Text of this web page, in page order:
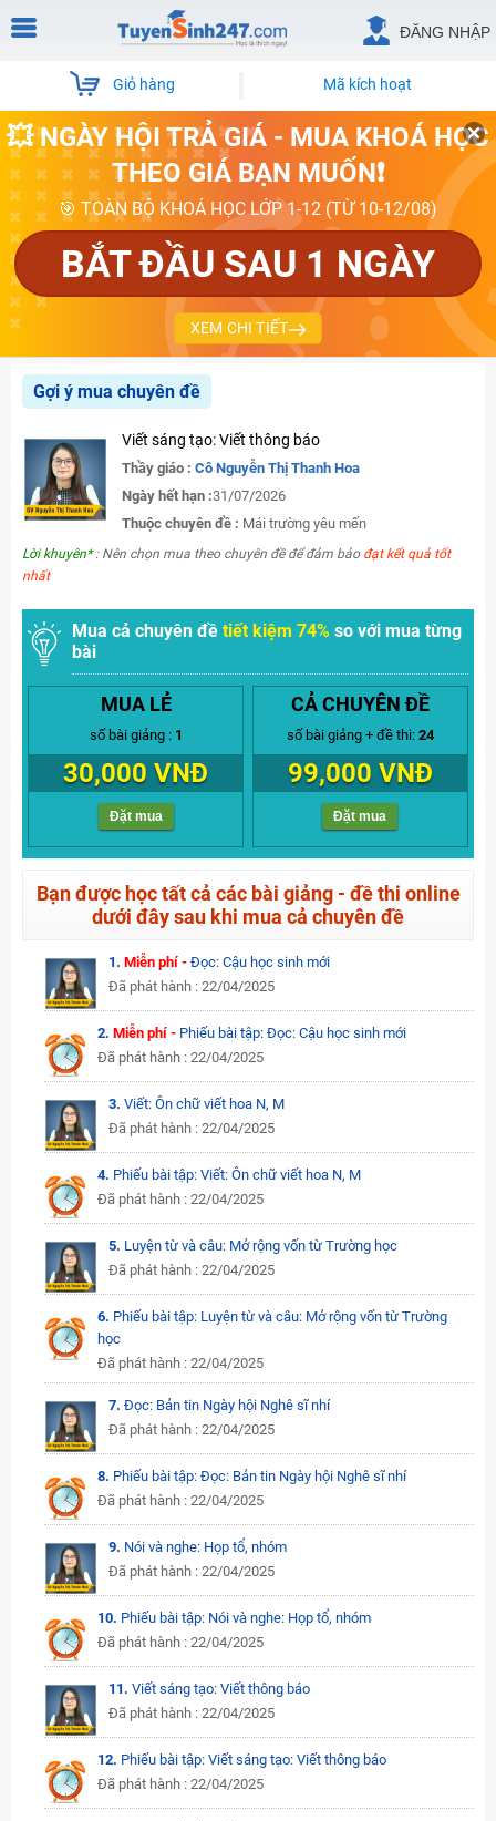
ĐĂNG NHẬP
Giỏ hàng Mã kích hoạt
💥 NGÀY HỘI TRẢ GIÁ - MUA KHOÁ HỌC
THEO GIÁ BẠN MUỐN❗
🎯 TOÀN BỘ KHOÁ HỌC LỚP 1-12 (TỪ 10-12/08)
BẮT ĐẦU SAU 1 NGÀY
XEM CHI TIẾT
Gợi ý mua chuyên đề
Viết sáng tạo: Viết thông báo
Thầy giáo : Cô Nguyễn Thị Thanh Hoa
Ngày hết hạn :31/07/2026
Thuộc chuyên đề : Mái trường yêu mến
Lời khuyên*: Nên chọn mua theo chuyên đề để đảm bảo đạt kết quả tốt
nhất
Mua cả chuyên đề tiết kiệm 74% so với mua từng
bài
MUA LẺ
số bài giảng : 1
30,000 VNĐ
Đặt mua
CẢ CHUYÊN ĐỀ
số bài giảng + đề thi: 24
99,000 VNĐ
Đặt mua
Bạn được học tất cả các bài giảng - đề thi online
dưới đây sau khi mua cả chuyên đề
1. Miễn phí - Đọc: Cậu học sinh mới
Đã phát hành : 22/04/2025
2.Miễn phí - Phiếu bài tập: Đọc: Cậu học sinh mới
Đã phát hành : 22/04/2025
3. Viết: Ôn chữ viết hoa N, M
Đã phát hành : 22/04/2025
4. Phiếu bài tập: Viết: Ôn chữ viết hoa N, M
Đã phát hành : 22/04/2025
5. Luyện từ và câu: Mở rộng vốn từ Trường học
Đã phát hành : 22/04/2025
6. Phiếu bài tập: Luyện từ và câu: Mở rộng vốn từ Trường
học
Đã phát hành : 22/04/2025
7. Đọc: Bản tin Ngày hội Nghê sĩ nhí
Đã phát hành : 22/04/2025
8. Phiếu bài tập: Đọc: Bản tin Ngày hội Nghê sĩ nhí
Đã phát hành : 22/04/2025
9. Nói và nghe: Họp tổ, nhóm
Đã phát hành : 22/04/2025
10. Phiếu bài tập: Nói và nghe: Họp tổ, nhóm
Đã phát hành : 22/04/2025
11. Viết sáng tạo: Viết thông báo
Đã phát hành : 22/04/2025
12. Phiếu bài tập: Viết sáng tạo: Viết thông báo
Đã phát hành : 22/04/2025